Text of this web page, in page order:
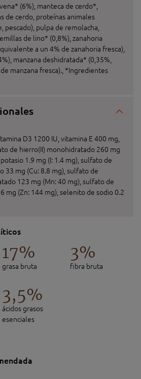
(6%), manteca de cerdo*,
de cerdo, proteínas animales
pescado), pulpa de remolacha,
de lino* (0,8%), zanahoria
a un 4% de zanahoria fresca),
manzana deshidratada* (0,35%,
manzana fresca)., *Ingredientes
D3 1200 IU, vitamina E 400 mg,
de hierro(II) monohidratado 260 mg
1.9 mg (I: 1.4 mg), sulfato de
33 mg (Cu: 8.8 mg), sulfato de
123 mg (Mn: 40 mg), sulfato de
mg (Zn: 144 mg), selenito de sodio 0.2
17%
grasa bruta
3%
fibra bruta
3,5%
ácidos grasos
esenciales